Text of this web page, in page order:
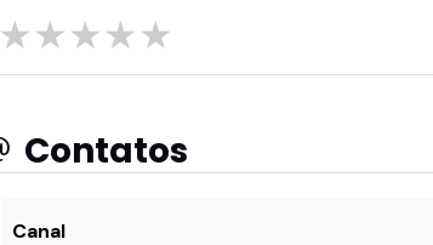
★★★★★
Contatos
Canal